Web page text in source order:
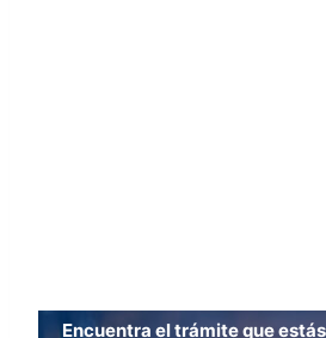
Encuentra el trámite que